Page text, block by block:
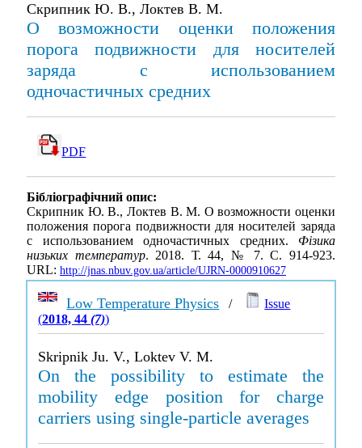
Скрипник Ю. В., Локтев В. М.
О возможности оценки положения
порога подвижности для носителей
заряда с использованием
одночастичных средних
PDF
Бібліографічний опис:
Скрипник Ю. В., Локтев В. М. О возможности оценки
положения порога подвижности для носителей заряда
с использованием одночастичных средних. Фізика
низьких температур. 2018. Т. 44, № 7. С. 914-923.
URL: http://jnas.nbuv.gov.ua/article/UJRN-0000910627
Low Temperature Physics /
Issue
(2018, 44(7))
Skripnik Ju. V., Loktev V. M.
On the possibility to estimate the
mobility edge position for charge
carriers using single-particle averages